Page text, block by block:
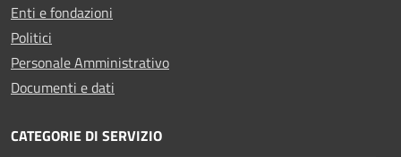
Enti e fondazioni
Politici
Personale Amministrativo
Documenti e dati
CATEGORIE DI SERVIZIO